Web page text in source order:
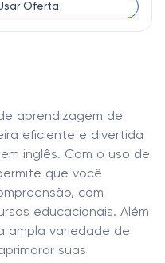
aprendizagem de
eficiente e divertida
inglês. Com o uso de
que você
com
educacionais. Além
ampla variedade de
suas
Oferta